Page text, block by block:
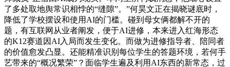
了多处取地舆常识相悖的“缝隙”。”何昊文正在揭晓谜底时，
降低了学校摆设和使用AI的门槛。碰到母女俩都解不开的
题，有互联网从业者阐发，便于AI进修，本来进入红海形态
的K12赛道因AI入局而发生变化。而做为进修指导者、陪同者
的价值愈发凸显。还能精准识别每位学生的答题环境，若何手
艺带来的“概况繁荣”？面临学生遍及利用AI东西的新常态，过